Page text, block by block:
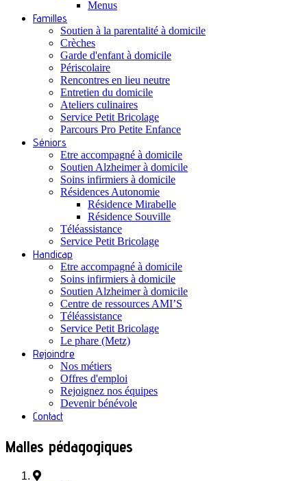
Menus
Familles
Soutien à la parentalité à domicile
Crèches
Garde d'enfant à domicile
Périscolaire
Rencontres en lieu neutre
Entretien du domicile
Ateliers culinaires
Service Petit Bricolage
Parcours Pro Petite Enfance
Séniors
Etre accompagné à domicile
Soutien Alzheimer à domicile
Soins infirmiers à domicile
Résidences Autonomie
Résidence Mirabelle
Résidence Souville
Téléassistance
Service Petit Bricolage
Handicap
Etre accompagné à domicile
Soins infirmiers à domicile
Soutien Alzheimer à domicile
Centre de ressources AMI’S
Téléassistance
Service Petit Bricolage
Le phare (Metz)
Rejoindre
Nos métiers
Offres d'emploi
Rejoignez nos équipes
Devenir bénévole
Contact
Malles pédagogiques